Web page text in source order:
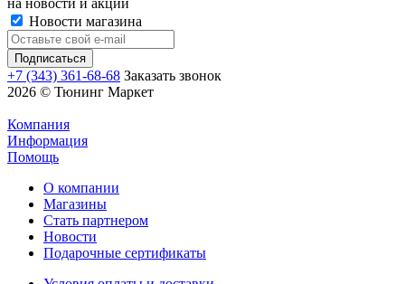
Новости магазина
+7 (343) 361-68-68 Заказать звонок
2026 © Тюнинг Маркет
Компания
Информация
Помощь
О компании
Магазины
Стать партнером
Новости
Подарочные сертификаты